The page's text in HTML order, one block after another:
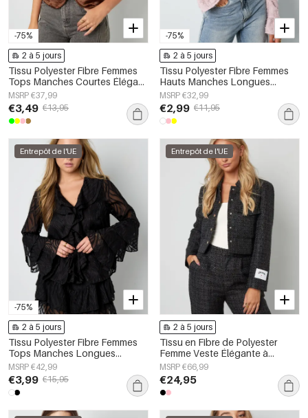
-75%
2 à 5 jours
Tissu Polyester Fibre Femmes
Tops Manches Courtes Élégant
Couleur Unie
MSRP €37,99
€3,49 €13,95
-75%
2 à 5 jours
Tissu Polyester Fibre Femmes
Hauts Manches Longues
Élégant Couleur Unie
Printemps/Été
MSRP €32,99
€2,99 €11,95
-75%
Entrepôt de l'UE
2 à 5 jours
Tissu Polyester Fibre Femmes
Tops Manches Longues
Élégant Botanique
MSRP €42,99
€3,99 €15,95
Entrepôt de l'UE
2 à 5 jours
Tissu en Fibre de Polyester
Femme Veste Élégante à
Carreaux Statement
MSRP €66,99
€24,95